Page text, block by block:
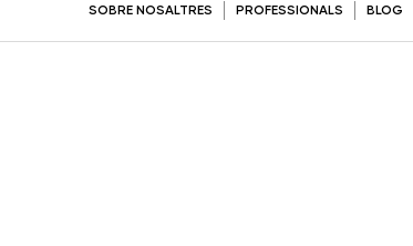
SOBRE NOSALTRES PROFESSIONALS BLOG